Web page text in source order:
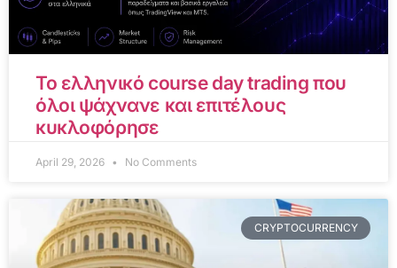
Το ελληνικό course day trading που
όλοι ψάχνανε και επιτέλους
κυκλοφόρησε
April 29, 2026 No Comments
CRYPTOCURRENCY